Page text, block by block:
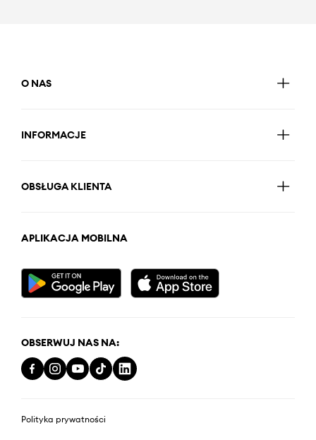
O NAS
INFORMACJE
OBSŁUGA KLIENTA
APLIKACJA MOBILNA
OBSERWUJ NAS NA:
Polityka prywatności